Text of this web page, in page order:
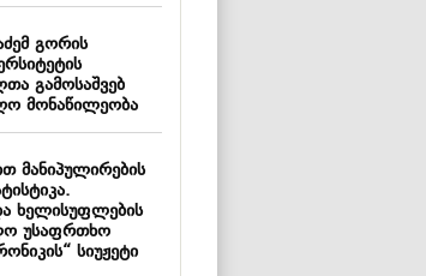
გორის
გამოსაშვებ
მონაწილეობა
მანიპულირების
ხელისუფლების
უსაფრთხო
სიუჟეტი